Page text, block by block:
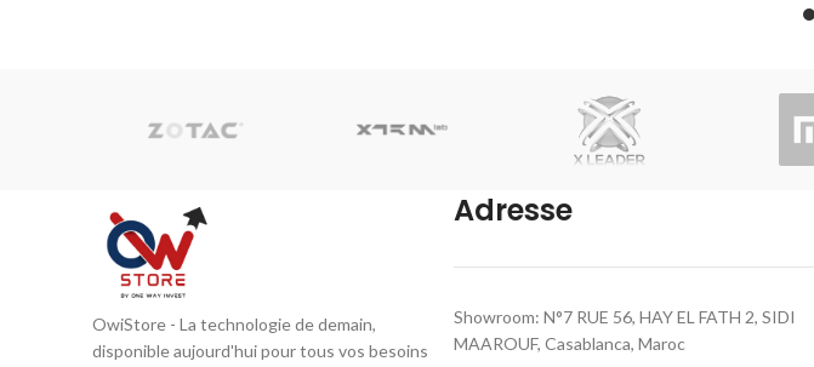
OwiStore - La technologie de demain,
disponible aujourd'hui pour tous vos besoins
Adresse
Showroom: N°7 RUE 56, HAY EL FATH 2, SIDI
MAAROUF, Casablanca, Maroc